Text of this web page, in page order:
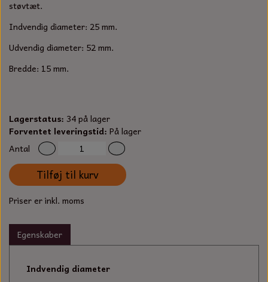
SORTIMENT
TECUMSEH
OLIE TIL SMÅMOTORER & HAVEMASKINER
SPÆNDEBÅND
BENSINSLANGE OG FILTRE
STARTSNOR OG TILBEHØR
UNIVERSAL KABLER OG TILBEHØR
UNIVERSAL REMSKIVER OG STYRERULLER
KÆDER TIL MOTORSAV
KLINGSPOR
BATTERILADEAPPARAT
KNIVE OG TILBEHØR
VÆRKTØJSSÆT
FEDTPRESSER
støvtæt.
Indvendig diameter: 25 mm.
Udvendig diameter: 52 mm.
Bredde: 15 mm.
Lagerstatus: 34 på lager
Forventet leveringstid: På lager
Antal
Tilføj til kurv
Priser er inkl. moms
Egenskaber
Indvendig diameter